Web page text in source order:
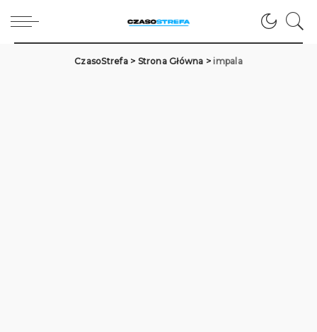
CzasoStrefa> Strona Główna >impala